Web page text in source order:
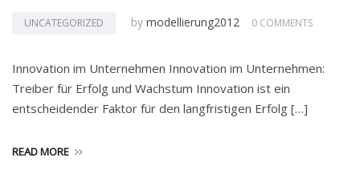
UNCATEGORIZED by modellierung2012 0 COMMENTS
Innovation im Unternehmen Innovation im Unternehmen:
Treiber für Erfolg und Wachstum Innovation ist ein
entscheidender Faktor für den langfristigen Erfolg […]
READ MORE